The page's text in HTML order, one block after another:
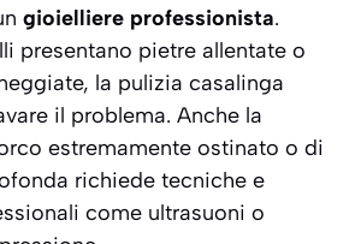
gioielliere professionista.
presentano pietre allentate o
la pulizia casalinga
il problema. Anche la
estremamente ostinato o di
richiede tecniche e
come ultrasuoni o